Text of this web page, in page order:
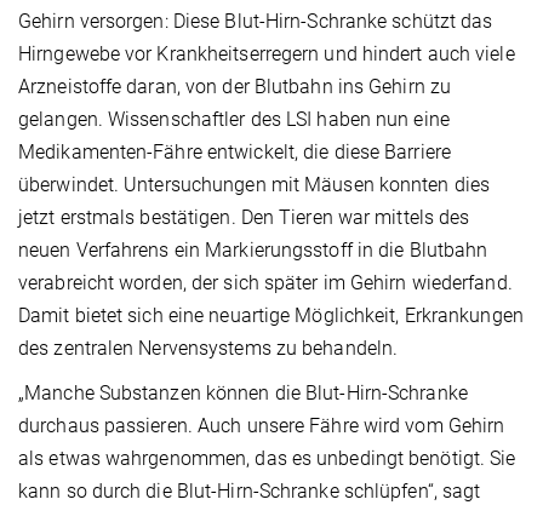
Gehirn versorgen: Diese Blut-Hirn-Schranke schützt das
Hirngewebe vor Krankheitserregern und hindert auch viele
Arzneistoffe daran, von der Blutbahn ins Gehirn zu
gelangen. Wissenschaftler des LSI haben nun eine
Medikamenten-Fähre entwickelt, die diese Barriere
überwindet. Untersuchungen mit Mäusen konnten dies
jetzt erstmals bestätigen. Den Tieren war mittels des
neuen Verfahrens ein Markierungsstoff in die Blutbahn
verabreicht worden, der sich später im Gehirn wiederfand.
Damit bietet sich eine neuartige Möglichkeit, Erkrankungen
des zentralen Nervensystems zu behandeln.
„Manche Substanzen können die Blut-Hirn-Schranke
durchaus passieren. Auch unsere Fähre wird vom Gehirn
als etwas wahrgenommen, das es unbedingt benötigt. Sie
kann so durch die Blut-Hirn-Schranke schlüpfen“, sagt